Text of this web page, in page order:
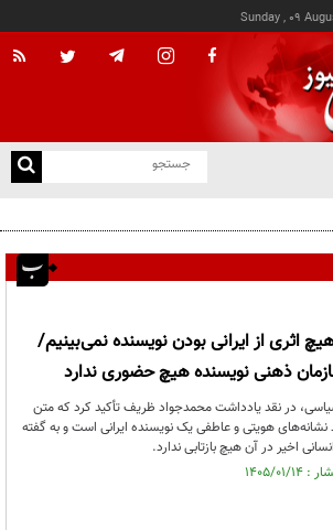
Sunday , 09
جان باختند
اثری از ایرانی بودن نویسنده نمی‌بینیم/
ذهنی نویسنده هیچ حضوری ندارد
در نقد یادداشت محمدجواد ظریف تأکید کرد که متن
نشانه‌های هویتی و عاطفی یک نویسنده ایرانی است و به گفته
اخیر در آن هیچ بازتابی ندارد.